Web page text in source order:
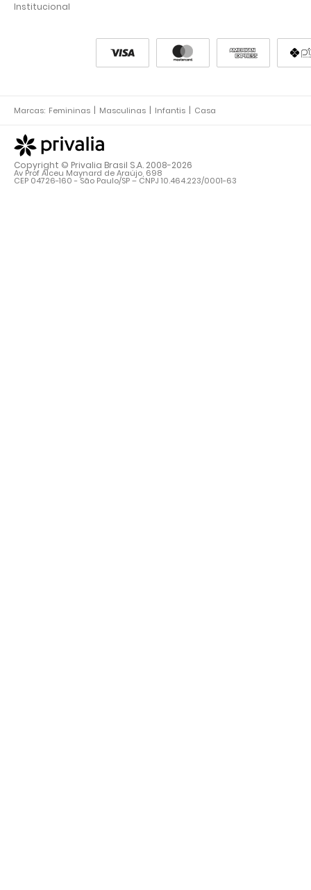
Institucional
Marcas: Femininas Masculinas Infantis Casa
Copyright © Privalia Brasil S.A. 2008-2026
Av Prof Alceu Maynard de Araújo, 698
CEP 04726-160 - São Paulo/SP – CNPJ 10.464.223/0001-63